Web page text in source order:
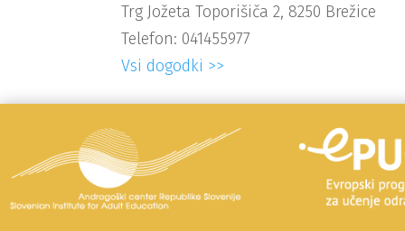
Trg Jožeta Toporišiča 2, 8250 Brežice
Telefon: 041455977
Vsi dogodki >>